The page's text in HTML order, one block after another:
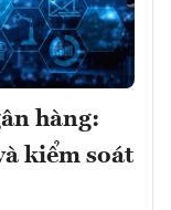
hàng:
kiểm soát